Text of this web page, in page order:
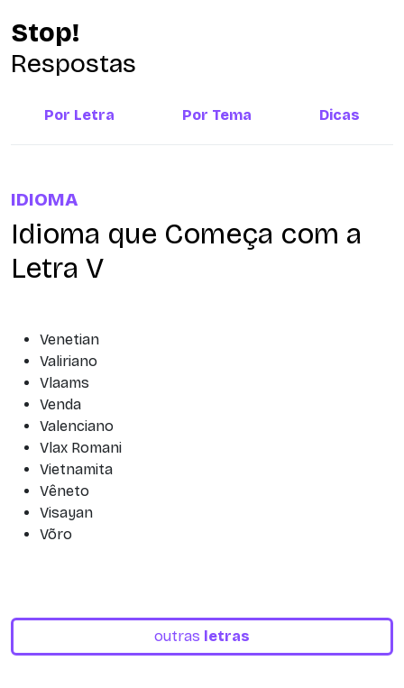
Stop!
Respostas
Por Letra Por Tema Dicas
IDIOMA
Idioma que Começa com a
Letra V
Venetian
Valiriano
Vlaams
Venda
Valenciano
Vlax Romani
Vietnamita
Vêneto
Visayan
Võro
outras letras